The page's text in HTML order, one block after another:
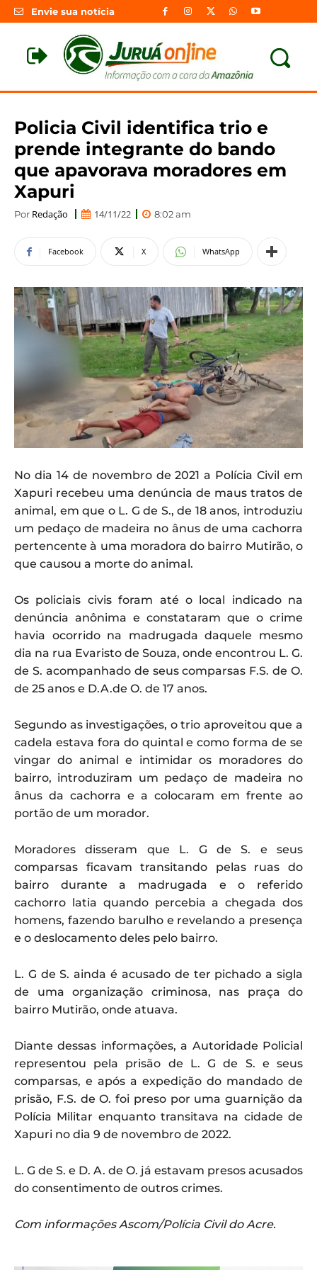
Envie sua notícia
Policia Civil identifica trio e
prende integrante do bando
que apavorava moradores em
Xapuri
Por Redação 14/11/22 8:02 am
Facebook X WhatsApp
No dia 14 de novembro de 2021 a Polícia Civil em
Xapuri recebeu uma denúncia de maus tratos de
animal, em que o L. G de S., de 18 anos, introduziu
um pedaço de madeira no ânus de uma cachorra
pertencente à uma moradora do bairro Mutirão, o
que causou a morte do animal.
Os policiais civis foram até o local indicado na
denúncia anônima e constataram que o crime
havia ocorrido na madrugada daquele mesmo
dia na rua Evaristo de Souza, onde encontrou L. G.
de S. acompanhado de seus comparsas F.S. de O.
de 25 anos e D.A.de O. de 17 anos.
Segundo as investigações, o trio aproveitou que a
cadela estava fora do quintal e como forma de se
vingar do animal e intimidar os moradores do
bairro, introduziram um pedaço de madeira no
ânus da cachorra e a colocaram em frente ao
portão de um morador.
Moradores disseram que L. G de S. e seus
comparsas ficavam transitando pelas ruas do
bairro durante a madrugada e o referido
cachorro latia quando percebia a chegada dos
homens, fazendo barulho e revelando a presença
e o deslocamento deles pelo bairro.
L. G de S. ainda é acusado de ter pichado a sigla
de uma organização criminosa, nas praça do
bairro Mutirão, onde atuava.
Diante dessas informações, a Autoridade Policial
representou pela prisão de L. G de S. e seus
comparsas, e após a expedição do mandado de
prisão, F.S. de O. foi preso por uma guarnição da
Polícia Militar enquanto transitava na cidade de
Xapuri no dia 9 de novembro de 2022.
L. G de S. e D. A. de O. já estavam presos acusados
do consentimento de outros crimes.
Com informações Ascom/Polícia Civil do Acre.